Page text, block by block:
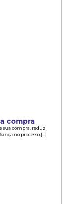
compra
sua compra, reduz
no processo.[...]